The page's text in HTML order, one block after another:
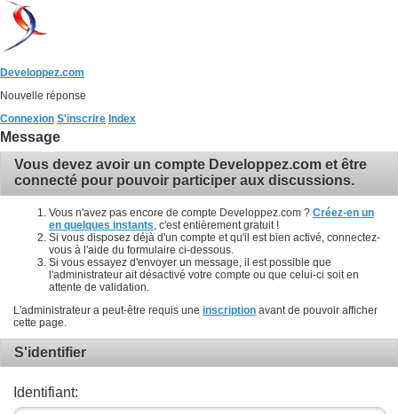
Developpez.com
Nouvelle réponse
Connexion S'inscrire Index
Message
Vous devez avoir un compte Developpez.com et être
connecté pour pouvoir participer aux discussions.
Vous n'avez pas encore de compte Developpez.com ? Créez-en un
en quelques instants , c'est entièrement gratuit !
Si vous disposez déjà d'un compte et qu'il est bien activé, connectez-
vous à l'aide du formulaire ci-dessous.
Si vous essayez d'envoyer un message, il est possible que
l'administrateur ait désactivé votre compte ou que celui-ci soit en
attente de validation.
L'administrateur a peut-être requis une inscription avant de pouvoir afficher
cette page.
S'identifier
Identifiant: